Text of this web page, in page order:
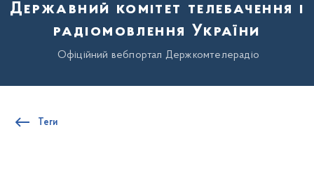
Державний комітет телебачення і
радіомовлення України
Офіційний вебпортал Держкомтелерадіо
Теги